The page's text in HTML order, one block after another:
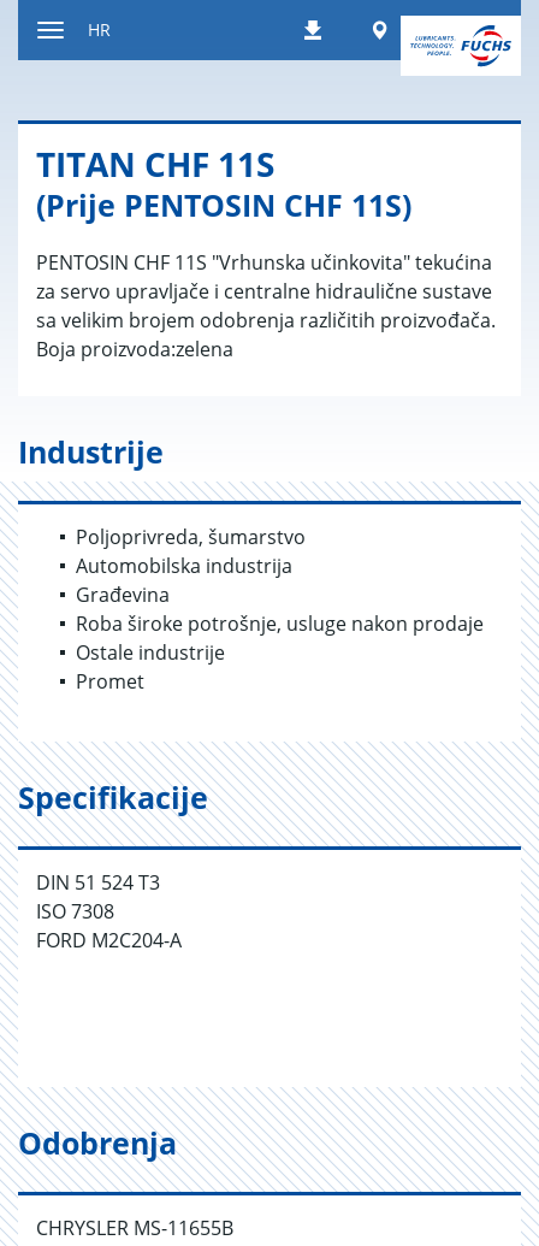
PreuzimanjaWorldwide
HR
TITAN CHF 11S
(Prije PENTOSIN CHF 11S)
PENTOSIN CHF 11S "Vrhunska učinkovita" tekućina
za servo upravljače i centralne hidraulične sustave
sa velikim brojem odobrenja različitih proizvođača.
Boja proizvoda:zelena
Industrije
Poljoprivreda, šumarstvo
Automobilska industrija
Građevina
Roba široke potrošnje, usluge nakon prodaje
Ostale industrije
Promet
Specifikacije
DIN 51 524 T3
ISO 7308
FORD M2C204-A
Odobrenja
CHRYSLER MS-11655B